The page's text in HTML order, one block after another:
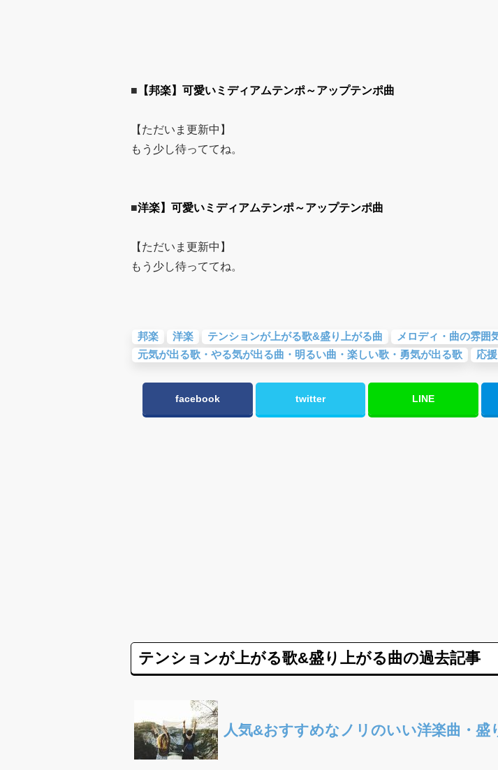
■ 【邦楽】可愛いミディアムテンポ～アップテンポ曲
【ただいま更新中】
もう少し待っててね。
■洋楽】可愛いミディアムテンポ～アップテンポ曲
【ただいま更新中】
もう少し待っててね。
邦楽 洋楽 テンションが上がる歌&盛り上がる曲
メロディ・曲の雰囲
元気が出る歌・やる気が出る曲・明るい曲・楽しい歌・勇気が出る歌
応
facebook twitter LINE
テンションが上がる歌&盛り上がる曲の過去記事
人気&おすすめなノリのいい洋楽曲・盛